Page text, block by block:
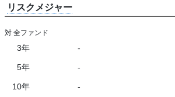
リスクメジャー
対 全ファンド
3年 -
5年 -
10年 -